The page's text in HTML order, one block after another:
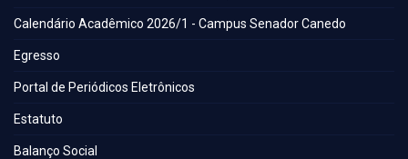
Calendário Acadêmico 2026/1 - Campus Senador Canedo
Egresso
Portal de Periódicos Eletrônicos
Estatuto
Balanço Social